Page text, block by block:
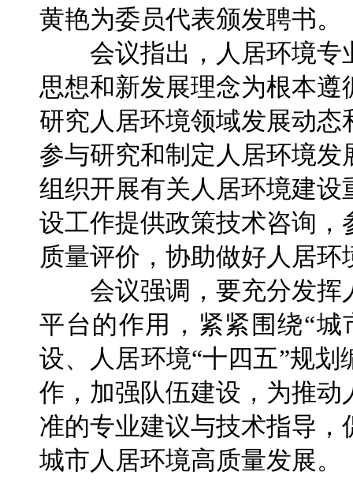
黄艳为委员代表颁发聘书。
会议指出，人居环境专
思想和新发展理念为根本
研究人居环境领域发展动
参与研究和制定人居环境
组织开展有关人居环境建
设工作提供政策技术咨询
质量评价，协助做好人居
会议强调，要充分发挥
平台的作用，紧紧围绕“城
设、人居环境“十四五”规
作，加强队伍建设，为推
准的专业建议与技术指导
城市人居环境高质量发展。